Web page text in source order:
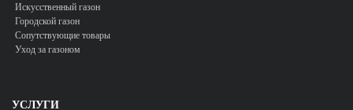
Искусственный газон
Городской газон
Сопутствующие товары
Уход за газоном
УСЛУГИ